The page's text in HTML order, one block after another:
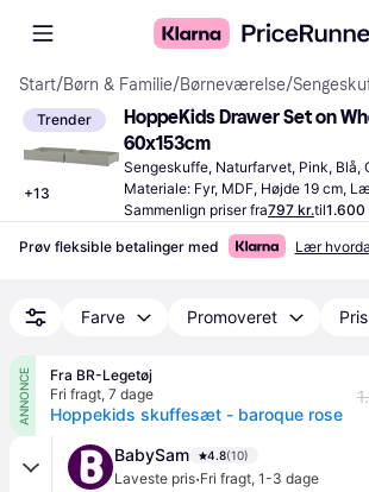
Start/Børn & Familie/Børneværelse/
Trender
+13
HoppeKids Drawer Set on
60x153cm
Sengeskuffe, Naturfarvet, Pink, Blå,
Materiale: Fyr, MDF, Højde 19 cm,
60 cm
Sammenlign priser fra797 kr.til1.600
Prøv fleksible betalinger med Lær
Farve Promoveret
ANNONCE
Fra BR-Legetøj
Fri fragt, 7 dage
Hoppekids skuffesæt - baroque rose
BabySam 4.8(10)
Laveste pris·Fri fragt, 1-3 dage